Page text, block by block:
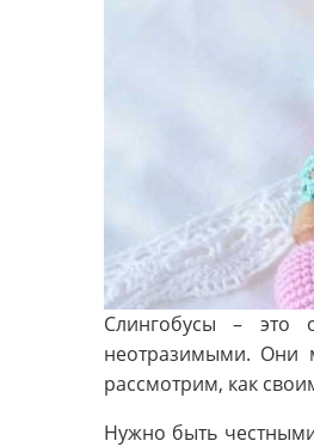
Слингобусы – это
неотразимыми. Они
рассмотрим, как
Нужно быть